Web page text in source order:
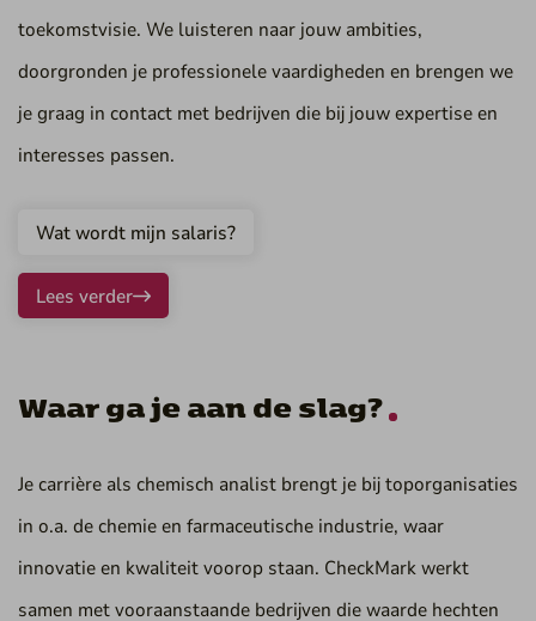
toekomstvisie. We luisteren naar jouw ambities,
doorgronden je professionele vaardigheden en brengen we
je graag in contact met bedrijven die bij jouw expertise en
interesses passen.
Wat wordt mijn salaris?
Lees verder
Waar ga je aan de slag?
Je carrière als chemisch analist brengt je bij toporganisaties
in o.a. de chemie en farmaceutische industrie, waar
innovatie en kwaliteit voorop staan. CheckMark werkt
samen met vooraanstaande bedrijven die waarde hechten